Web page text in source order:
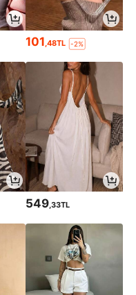
101,48TL -2%
549 ,33TL